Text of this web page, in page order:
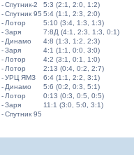
-Спутник-2
5:3 (2:1, 2:0, 1:2)
-Спутник 95 5:4 (1:1, 2:3, 2:0)
- Лотор
5:10 (3:4, 1:3, 1:3)
-Заря
7:8Д (4:1, 2:3, 1:3, 0:1)
- Динамо
4:8 (1:3, 1:2, 2:3)
-Заря
4:1 (1:1, 0:0, 3:0)
- Лотор
4:2 (3:1, 0:1, 1:0)
- Лотор
2:13 (0:4, 0:2, 2:7)
-УРЦ ЯМЗ
6:4 (1:1, 2:2, 3:1)
- Динамо
5:6 (0:2, 0:3, 5:1)
- Лотор
0:13 (0:3, 0:5, 0:5)
-Заря
11:1 (3:0, 5:0, 3:1)
-Спутник 95